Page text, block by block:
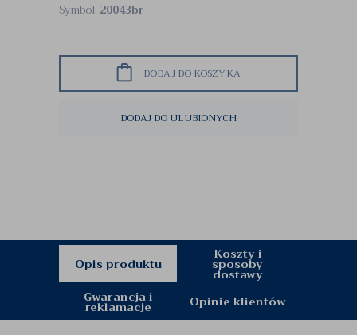
Symbol: 20043br
DODAJ DO KOSZYKA
DODAJ DO ULUBIONYCH
Opis produktu
Koszty i
sposoby
dostawy
Gwarancja i
reklamacje Opinie klientów